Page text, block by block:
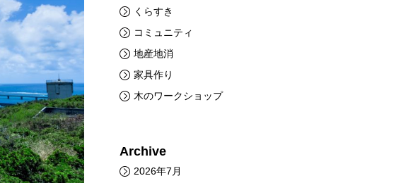
くらすき
コミュニティ
地産地消
家具作り
木のワークショップ
Archive
2026年7月